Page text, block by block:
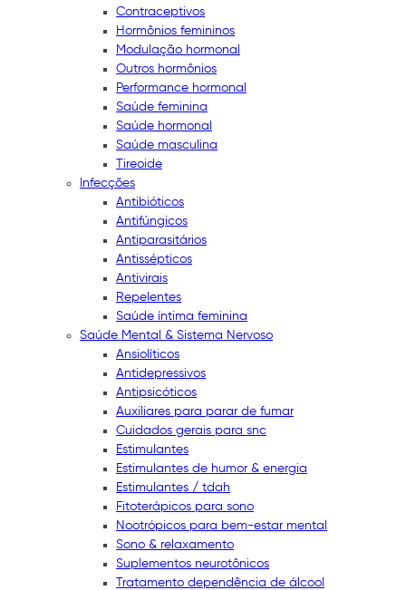
Contraceptivos
Hormônios femininos
Modulação hormonal
Outros hormônios
Performance hormonal
Saúde feminina
Saúde hormonal
Saúde masculina
Tireoide
Infecções
Antibióticos
Antifúngicos
Antiparasitários
Antissépticos
Antivirais
Repelentes
Saúde íntima feminina
Saúde Mental & Sistema Nervoso
Ansiolíticos
Antidepressivos
Antipsicóticos
Auxiliares para parar de fumar
Cuidados gerais para snc
Estimulantes
Estimulantes de humor & energia
Estimulantes / tdah
Fitoterápicos para sono
Nootrópicos para bem-estar mental
Sono & relaxamento
Suplementos neurotônicos
Tratamento dependência de álcool